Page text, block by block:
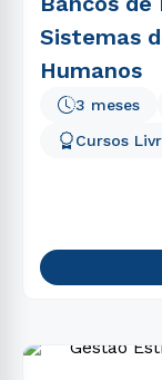
Sistemas
Humanos
Cursos
3 meses